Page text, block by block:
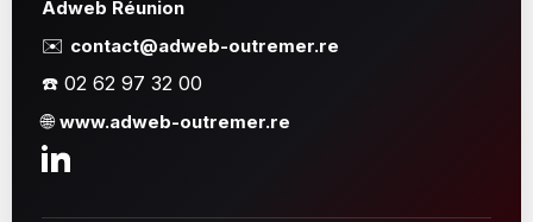
Adweb Réunion
✉️ contact@adweb-outremer.re
☎️ 02 62 97 32 00
🌐www.adweb-outremer.re